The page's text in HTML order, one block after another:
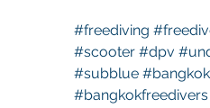
#freediving
#scooter #dpv
#subblue #bangkok
#bangkokfreedivers